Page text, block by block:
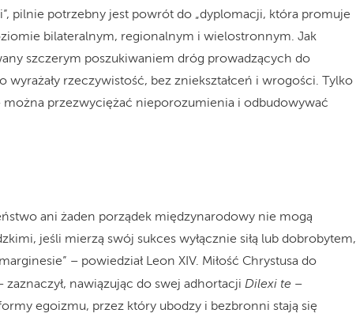
pilnie potrzebny jest powrót do „dyplomacji, która promuje
bilateralnym, regionalnym i wielostronnym. Jak
szczerym poszukiwaniem dróg prowadzących do
wyrażały rzeczywistość, bez zniekształceń i wrogości. Tylko
można przezwyciężać nieporozumienia i odbudowywać
ani żaden porządek międzynarodowy nie mogą
jeśli mierzą swój sukces wyłącznie siłą lub dobrobytem,
– powiedział Leon XIV. Miłość Chrystusa do
nawiązując do swej adhortacji Dilexi te –
egoizmu, przez który ubodzy i bezbronni stają się